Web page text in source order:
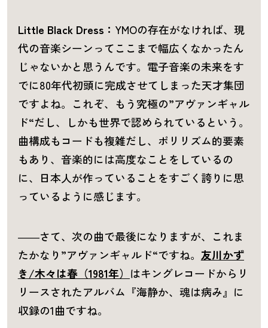
Little Black Dress： YMOの存在がなければ、現
代の音楽シーンってここまで幅広くなかったん
じゃないかと思うんです。電子音楽の未来をす
でに80年代初頭に完成させてしまった天才集団
ですよね。これぞ、もう究極の”アヴァンギャル
ド“だし、しかも世界で認められているという。
曲構成もコードも複雑だし、ポリリズム的要素
もあり、音楽的には高度なことをしているの
に、日本人が作っていることをすごく誇りに思
っているように感じます。
――さて、次の曲で最後になりますが、これま
たかなり”アヴァンギャルド“ですね。 友川かず
き/木々は春（1981年） はキングレコードからリ
リースされたアルバム『海静か、魂は病み』に
収録の1曲ですね。